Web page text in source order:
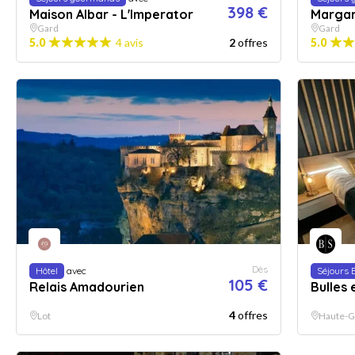
Maison Albar - L'Imperator 398 €
Gard
5.0 4 avis 2offres
Gard
5.0
Hôtel avec
Relais Amadourien
Dès
105 €
Lot 4offres
Séjours
Bulles
Haute-